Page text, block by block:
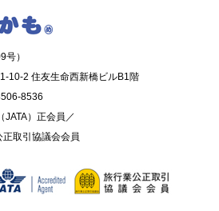
号）
10-2 住友生命西新橋ビルB1階
8536
JATA）正会員／
正取引協議会会員